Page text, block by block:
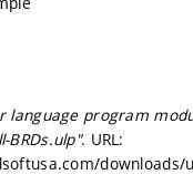
language program
BRDs.ulp". URL:
downloads/